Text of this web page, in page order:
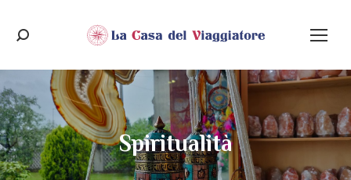
Cerca:
Spiritualità
Tu sei qui: